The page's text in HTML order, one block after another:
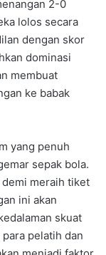
2-0
lolos secara
dengan skor
dominasi
membuat
ke babak
yang penuh
sepak bola.
demi meraih tiket
ini akan
skuat
pelatih dan